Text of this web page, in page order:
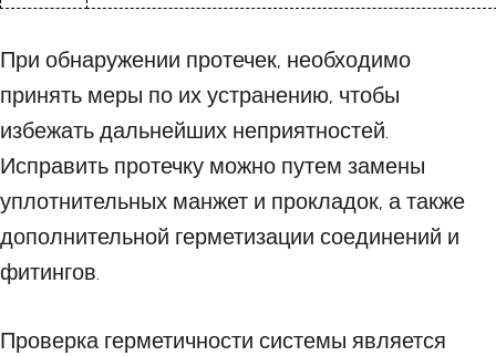
При обнаружении протечек, необходимо
принять меры по их устранению, чтобы
избежать дальнейших неприятностей.
Исправить протечку можно путем замены
уплотнительных манжет и прокладок, а также
дополнительной герметизации соединений и
фитингов.
Проверка герметичности системы является